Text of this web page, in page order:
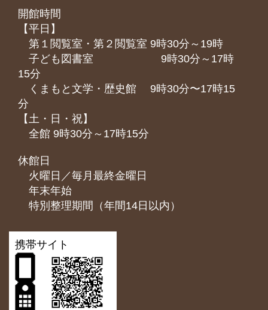
開館時間
【平日】
第１閲覧室・第２閲覧室 9時30分～19時
子ども図書室 9時30分～17時
15分
くまもと⽂学・歴史館 9時30分〜17時15
分
【土・日・祝】
全館 9時30分～17時15分
休館日
火曜日／毎月最終金曜日
年末年始
特別整理期間（年間14日以内）
携帯サイト